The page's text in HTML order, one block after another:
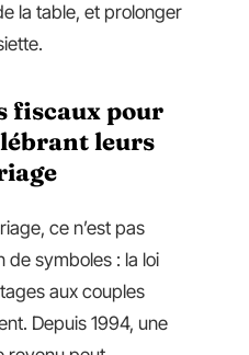
la table, et prolonger
fiscaux pour
leurs
ce n’est pas
de symboles : la loi
aux couples
Depuis 1994, une